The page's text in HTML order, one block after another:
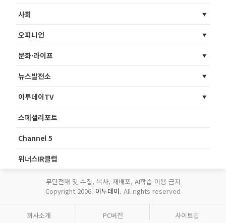
사회
오피니언
문화·라이프
뉴스발전소
이투데이TV
스페셜리포트
Channel 5
위너스IR클럽
무단전재 및 수집, 복사, 재배포, AI학습 이용 금지
Copyright 2006. 이투데이. All rights reserved
회사소개 PC버전 사이트맵